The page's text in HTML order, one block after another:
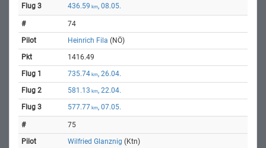
436.59 km, 08.05.
74
Heinrich Fila (NÖ)
1416.49
735.74 km, 26.04.
581.13 km, 22.04.
577.77 km, 07.05.
75
Wilfried Glanznig (Ktn)